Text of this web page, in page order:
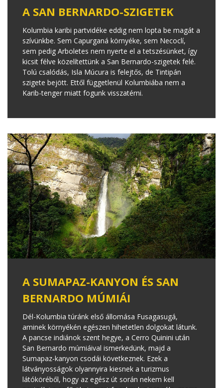
A SAN BERNARDO-SZIGETEK
Kolumbia karibi partvidéke eddig nem lopta be magát a
szívünkbe. Sem Capurganá környéke, sem Necoclí,
sem pedig Arboletes nem nyerte el a tetszésünket, így
kicsit félve közelítettünk a San Bernardo-szigetek felé.
Tolú csalódás, Isla Múcura is felejtős, de Tintipán
szigete bejött. Ettől függetlenül Kolumbiába nem a
Karib-tenger miatt fogunk visszatérni.
A SUMAPAZ-KANYON ÉS SAN
BERNARDO MÚMIÁI
Dél-Kolumbia túránk első állomása Fusagasugá,
aminek környékén egészen hihetetlen dolgokat látunk.
A pancse indiánok szent hegye, a Cerro Quinini után
San Bernardo múmiáival ismerkedünk, majd a
Sumapaz-kanyon csodái következnek. Ezek a
látványosságok olyannyira kiesnek a turizmus
látóköréből, hogy az egész út során nekem kell